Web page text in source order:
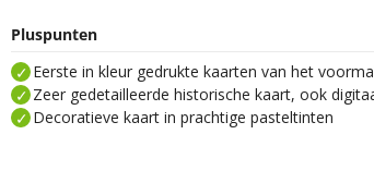
Pluspunten
Eerste in kleur gedrukte kaarten van het
Zeer gedetailleerde historische kaart, ook
Decoratieve kaart in prachtige pasteltinten